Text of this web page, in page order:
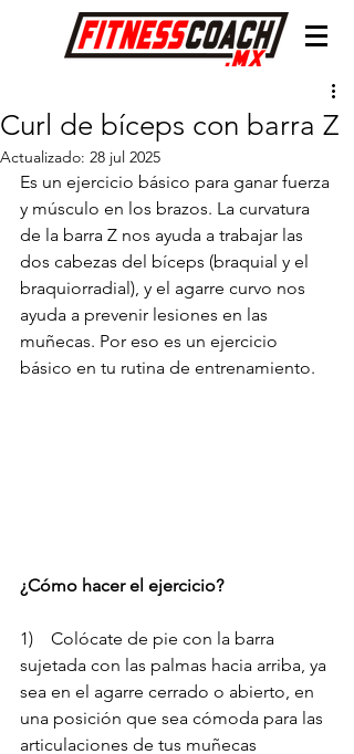
Curl de bíceps con barra Z
Actualizado: 28 jul 2025
Es un ejercicio básico para ganar fuerza
y músculo en los brazos. La curvatura
de la barra Z nos ayuda a trabajar las
dos cabezas del bíceps (braquial y el
braquiorradial), y el agarre curvo nos
ayuda a prevenir lesiones en las
muñecas. Por eso es un ejercicio
básico en tu rutina de entrenamiento.
¿Cómo hacer el ejercicio?
1)    Colócate de pie con la barra
sujetada con las palmas hacia arriba, ya
sea en el agarre cerrado o abierto, en
una posición que sea cómoda para las
articulaciones de tus muñecas